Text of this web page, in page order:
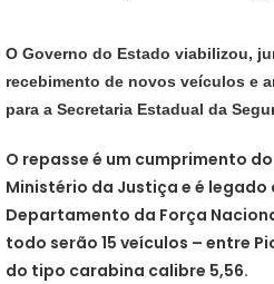
O Governo do Estado viabilizou,
recebimento de novos veículos e
para a Secretaria Estadual da
O repasse é um cumprimento
Ministério da Justiça e é
Departamento da Força
todo serão 15 veículos – entre
do tipo carabina calibre 5,56.